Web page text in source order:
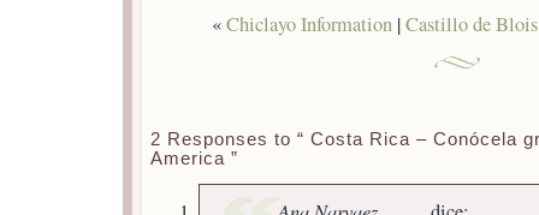
«Chiclayo Information|Castillo de
2 Responses to “ Costa Rica – Conócela
America ”